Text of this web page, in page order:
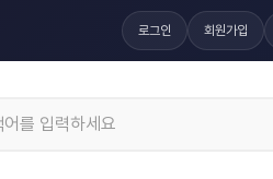
로그인 회원가입